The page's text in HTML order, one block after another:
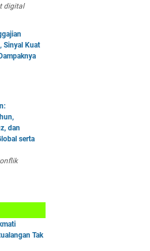
digital
Sinyal Kuat
dan
serta
Tak